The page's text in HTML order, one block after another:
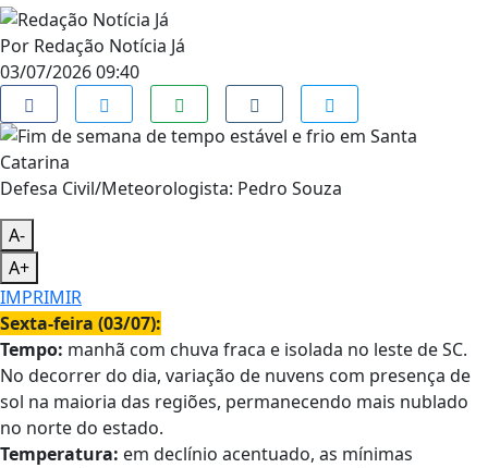
Por Redação Notícia Já
03/07/2026 09:40
Defesa Civil/Meteorologista: Pedro Souza
A-
A+
IMPRIMIR
Sexta-feira (03/07):
Tempo: manhã com chuva fraca e isolada no leste de SC.
No decorrer do dia, variação de nuvens com presença de
sol na maioria das regiões, permanecendo mais nublado
no norte do estado.
Temperatura: em declínio acentuado, as mínimas